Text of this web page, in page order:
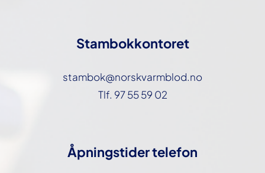
Stambokkontoret
stambok@norskvarmblod.no
Tlf. 97 55 59 02
Åpningstider telefon